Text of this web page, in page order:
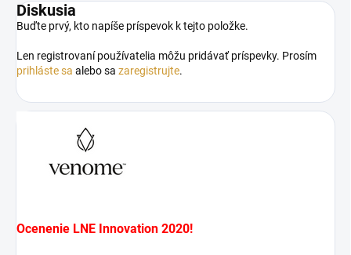
Diskusia
Buďte prvý, kto napíše príspevok k tejto položke.
Len registrovaní používatelia môžu pridávať príspevky. Prosím
prihláste sa alebo sa zaregistrujte.
Ocenenie LNE Innovation 2020!